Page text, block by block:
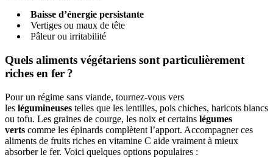
Baisse d’énergie persistante
Vertiges ou maux de tête
Pâleur ou irritabilité
Quels aliments végétariens sont particulièrement
riches en fer ?
Pour un régime sans viande, tournez-vous vers
les légumineuses telles que les lentilles, pois chiches, haricots blancs
ou tofu. Les graines de courge, les noix et certains légumes
verts comme les épinards complètent l’apport. Accompagner ces
aliments de fruits riches en vitamine C aide vraiment à mieux
absorber le fer. Voici quelques options populaires :